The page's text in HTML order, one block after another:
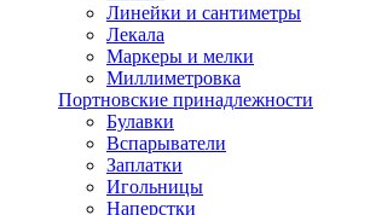
Линейки и сантиметры
Лекала
Маркеры и мелки
Миллиметровка
Портновские принадлежности
Булавки
Вспарыватели
Заплатки
Игольницы
Наперстки